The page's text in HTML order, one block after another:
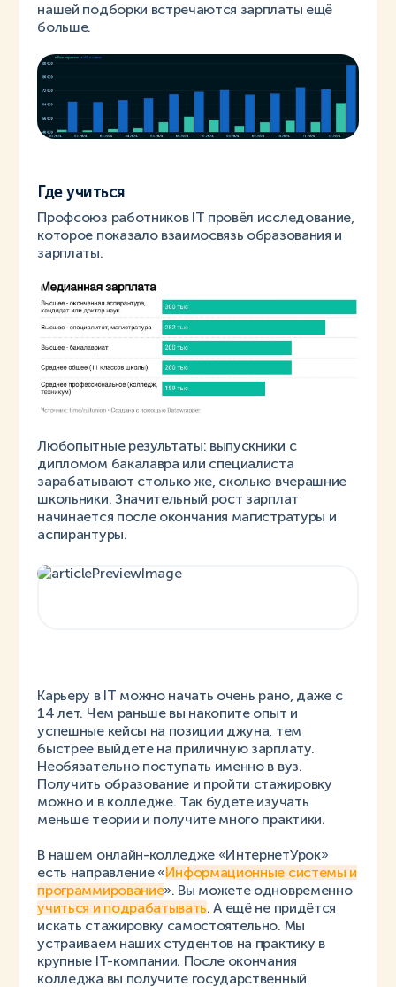
нашей подборки встречаются зарплаты ещё
больше.
Где учиться
Профсоюз работников IT провёл исследование,
которое показало взаимосвязь образования и
зарплаты.
Любопытные результаты: выпускники с
дипломом бакалавра или специалиста
зарабатывают столько же, сколько вчерашние
школьники. Значительный рост зарплат
начинается после окончания магистратуры и
аспирантуры.
Карьеру в IT можно начать очень рано, даже с
14 лет. Чем раньше вы накопите опыт и
успешные кейсы на позиции джуна, тем
быстрее выйдете на приличную зарплату.
Необязательно поступать именно в вуз.
Получить образование и пройти стажировку
можно и в колледже. Так будете изучать
меньше теории и получите много практики.
В нашем онлайн-колледже «ИнтернетУрок»
есть направление «Информационные системы и
программирование». Вы можете одновременно
учиться и подрабатывать. А ещё не придётся
искать стажировку самостоятельно. Мы
устраиваем наших студентов на практику в
крупные IT-компании. После окончания
колледжа вы получите государственный